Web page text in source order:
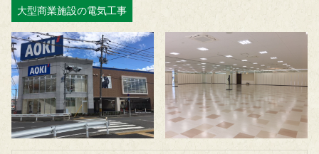
大型商業施設の電気工事